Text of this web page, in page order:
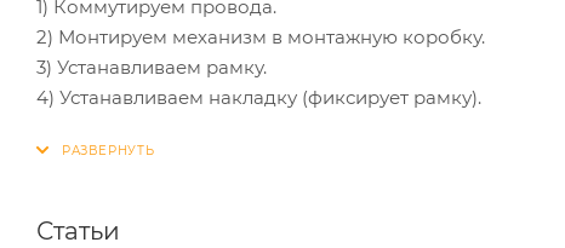
1) Коммутируем провода.
2) Монтируем механизм в монтажную коробку.
3) Устанавливаем рамку.
4) Устанавливаем накладку (фиксирует рамку).
Статьи